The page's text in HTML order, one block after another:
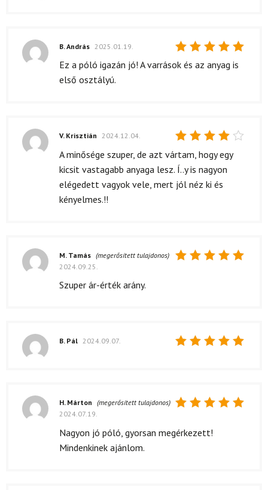
Értékelés:
B. András 2025.01.19.
Ez a póló igazán jó! A varrások és az anyag is
első osztályú.
Értékelés:
4
/ 5
V. Krisztián 2024.12.04.
A minősége szuper, de azt vártam, hogy egy
kicsit vastagabb anyaga lesz. Í..y is nagyon
elégedett vagyok vele, mert jól néz ki és
kényelmes.!!
M. Tamás (megerősített tulajdonos)
2024.09.25.
Szuper ár-érték arány.
B. Pál 2024.09.07.
5/ 5
H. Márton (megerősített tulajdonos)
2024.07.19.
Nagyon jó póló, gyorsan megérkezett!
Mindenkinek ajánlom.